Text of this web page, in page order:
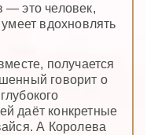
— это человек,
вдохновлять
получается
говорит о
даёт конкретные
А Королева